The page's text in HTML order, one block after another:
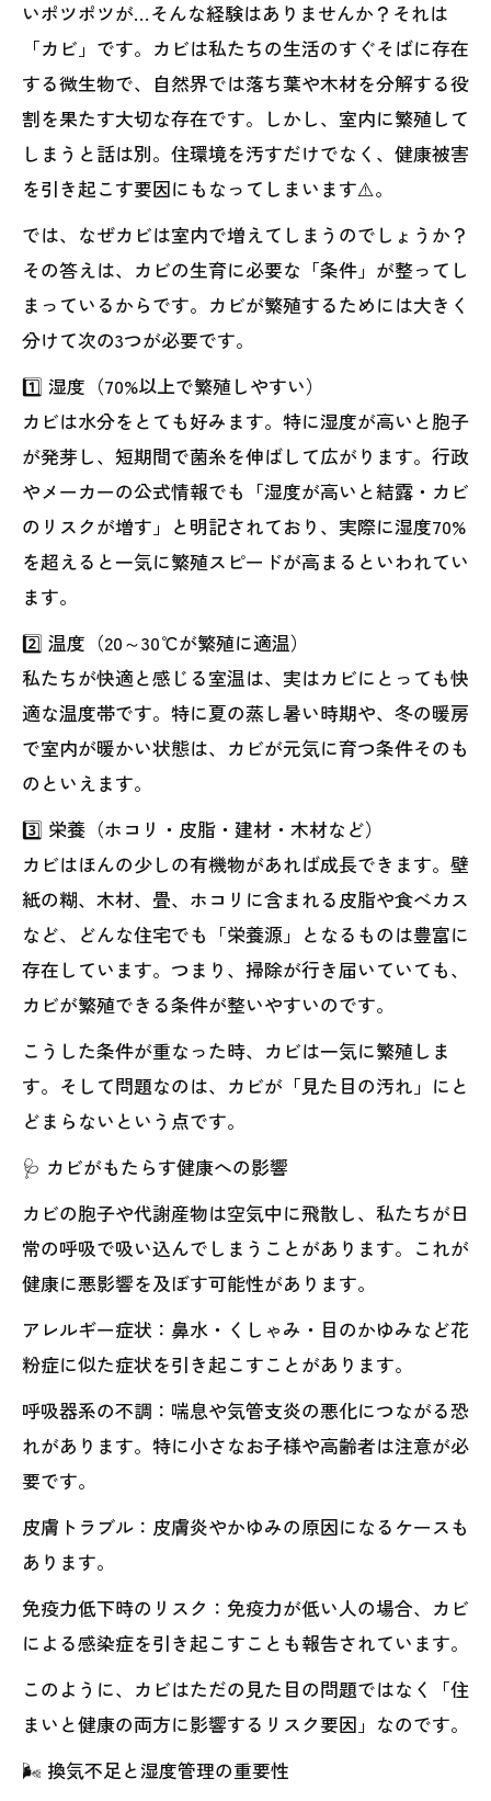
いポツポツが…そんな経験はありませんか？それは
「カビ」です。カビは私たちの生活のすぐそばに存在
する微生物で、自然界では落ち葉や木材を分解する役
割を果たす大切な存在です。しかし、室内に繁殖して
しまうと話は別。住環境を汚すだけでなく、健康被害
を引き起こす要因にもなってしまいます⚠️。
では、なぜカビは室内で増えてしまうのでしょうか？
その答えは、カビの生育に必要な「条件」が整ってし
まっているからです。カビが繁殖するためには大きく
分けて次の3つが必要です。
1️⃣ 湿度（70%以上で繁殖しやすい）
カビは水分をとても好みます。特に湿度が高いと胞子
が発芽し、短期間で菌糸を伸ばして広がります。行政
やメーカーの公式情報でも「湿度が高いと結露・カビ
のリスクが増す」と明記されており、実際に湿度70%
を超えると一気に繁殖スピードが高まるといわれてい
ます。
2️⃣ 温度（20～30℃が繁殖に適温）
私たちが快適と感じる室温は、実はカビにとっても快
適な温度帯です。特に夏の蒸し暑い時期や、冬の暖房
で室内が暖かい状態は、カビが元気に育つ条件そのも
のといえます。
3️⃣ 栄養（ホコリ・皮脂・建材・木材など）
カビはほんの少しの有機物があれば成長できます。壁
紙の糊、木材、畳、ホコリに含まれる皮脂や食べカス
など、どんな住宅でも「栄養源」となるものは豊富に
存在しています。つまり、掃除が行き届いていても、
カビが繁殖できる条件が整いやすいのです。
こうした条件が重なった時、カビは一気に繁殖しま
す。そして問題なのは、カビが「見た目の汚れ」にと
どまらないという点です。
🩺 カビがもたらす健康への影響
カビの胞子や代謝産物は空気中に飛散し、私たちが日
常の呼吸で吸い込んでしまうことがあります。これが
健康に悪影響を及ぼす可能性があります。
アレルギー症状：鼻水・くしゃみ・目のかゆみなど花
粉症に似た症状を引き起こすことがあります。
呼吸器系の不調：喘息や気管支炎の悪化につながる恐
れがあります。特に小さなお子様や高齢者は注意が必
要です。
皮膚トラブル：皮膚炎やかゆみの原因になるケースも
あります。
免疫力低下時のリスク：免疫力が低い人の場合、カビ
による感染症を引き起こすことも報告されています。
このように、カビはただの見た目の問題ではなく「住
まいと健康の両方に影響するリスク要因」なのです。
🌬️ 換気不足と湿度管理の重要性